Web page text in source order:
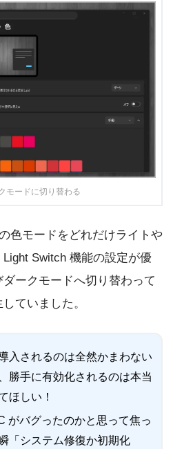
モードに切り替わる
色モードをどれだけライトや
Switch 機能の設定が優
ークモードへ切り替わって
ていました。
入されるのは全然かまわない
勝手に有効化されるのは本当
ほしい！
がバグったのかと思って焦っ
「システム修復か初期化